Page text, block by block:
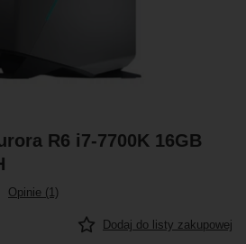
R6 i7-7700K 16GB
Opinie (1)
Dodaj do listy zakupowej